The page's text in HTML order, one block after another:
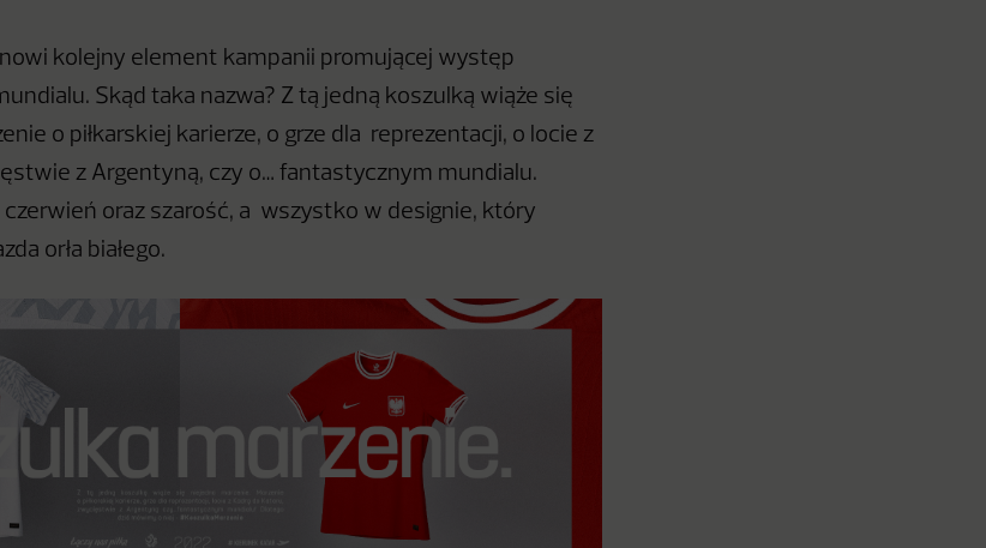
kolejny element kampanii promującej występ
Skąd taka nazwa? Z tą jedną koszulką wiąże się
o piłkarskiej karierze, o grze dla reprezentacji, o locie z
z Argentyną, czy o… fantastycznym mundialu.
czerwień oraz szarość, a wszystko w designie, który
orła białego.